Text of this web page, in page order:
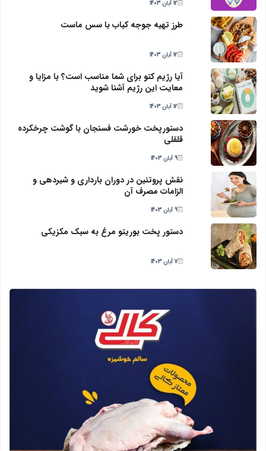
12 آبان 1403
طرز تهیه جوجه کباب با سس ماست
12 آبان 1403
آیا رژیم کتو برای شما مناسب است؟ با مزایا و
معایت این رژیم آشنا شوید
12 آبان 1403
دستورپخت خورشت فسنجان با گوشت چرخکرده
قلقلی
9 آبان 1403
نقش پروتئین در دوران بارداری و شیردهی و
الزامات مصرف آن
9 آبان 1403
دستور پخت بوریتو مرغ به سبک مکزیکی
7 آبان 1403